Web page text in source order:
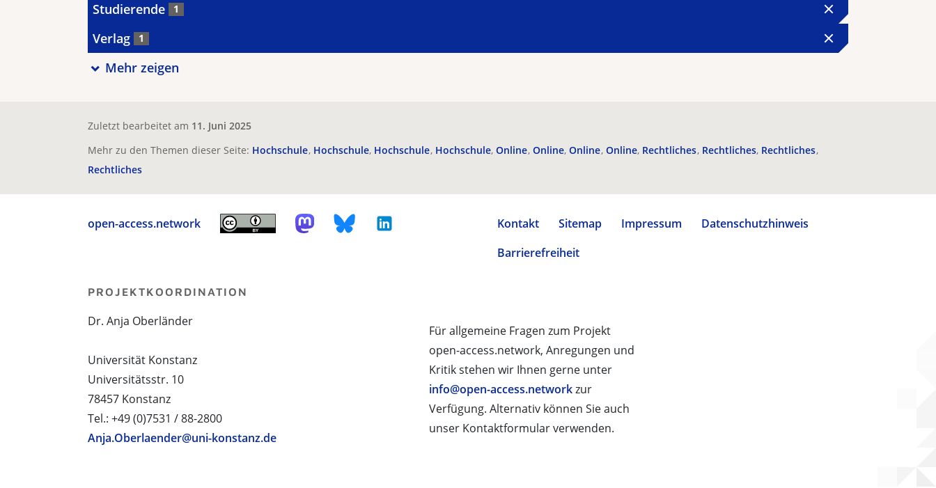
Studierende 1
Verlag 1
Mehr zeigen
Zuletzt bearbeitet am 11. Juni 2025
Mehr zu den Themen dieser Seite: Hochschule Hochschule Hochschule Hochschule Online Online Online Online Rechtliches Rechtliches Rechtliches
Rechtliches
open-access.network Kontakt Sitemap Impressum
Datenschutzhinweis
Barrierefreiheit
Für allgemeine Fragen zum Projekt
open-access.network, Anregungen und
Kritik stehen wir Ihnen gerne unter
info@open-access.networkzur
Verfügung. Alternativ können Sie auch
unser Kontaktformular verwenden.
PROJEKTKOORDINATION
Dr. Anja Oberländer
Universität Konstanz
Universitätsstr. 10
78457 Konstanz
Tel.: +49 (0)7531 / 88-2800
Anja.Oberlaender@uni-konstanz.de